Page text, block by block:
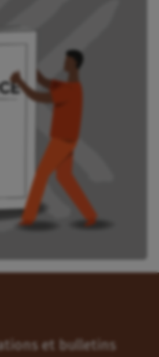
et bulletins